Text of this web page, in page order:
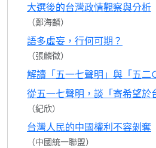
大選後的台灣政情觀察與分析
（鄭海麟）
語多虛妄，行何可期？
（張麟徵）
解讀「五一七聲明」與「五二
從五一七聲明，談「寄希望於
（紀欣）
台灣人民的中國權利不容剝奪
（中國統一聯盟）